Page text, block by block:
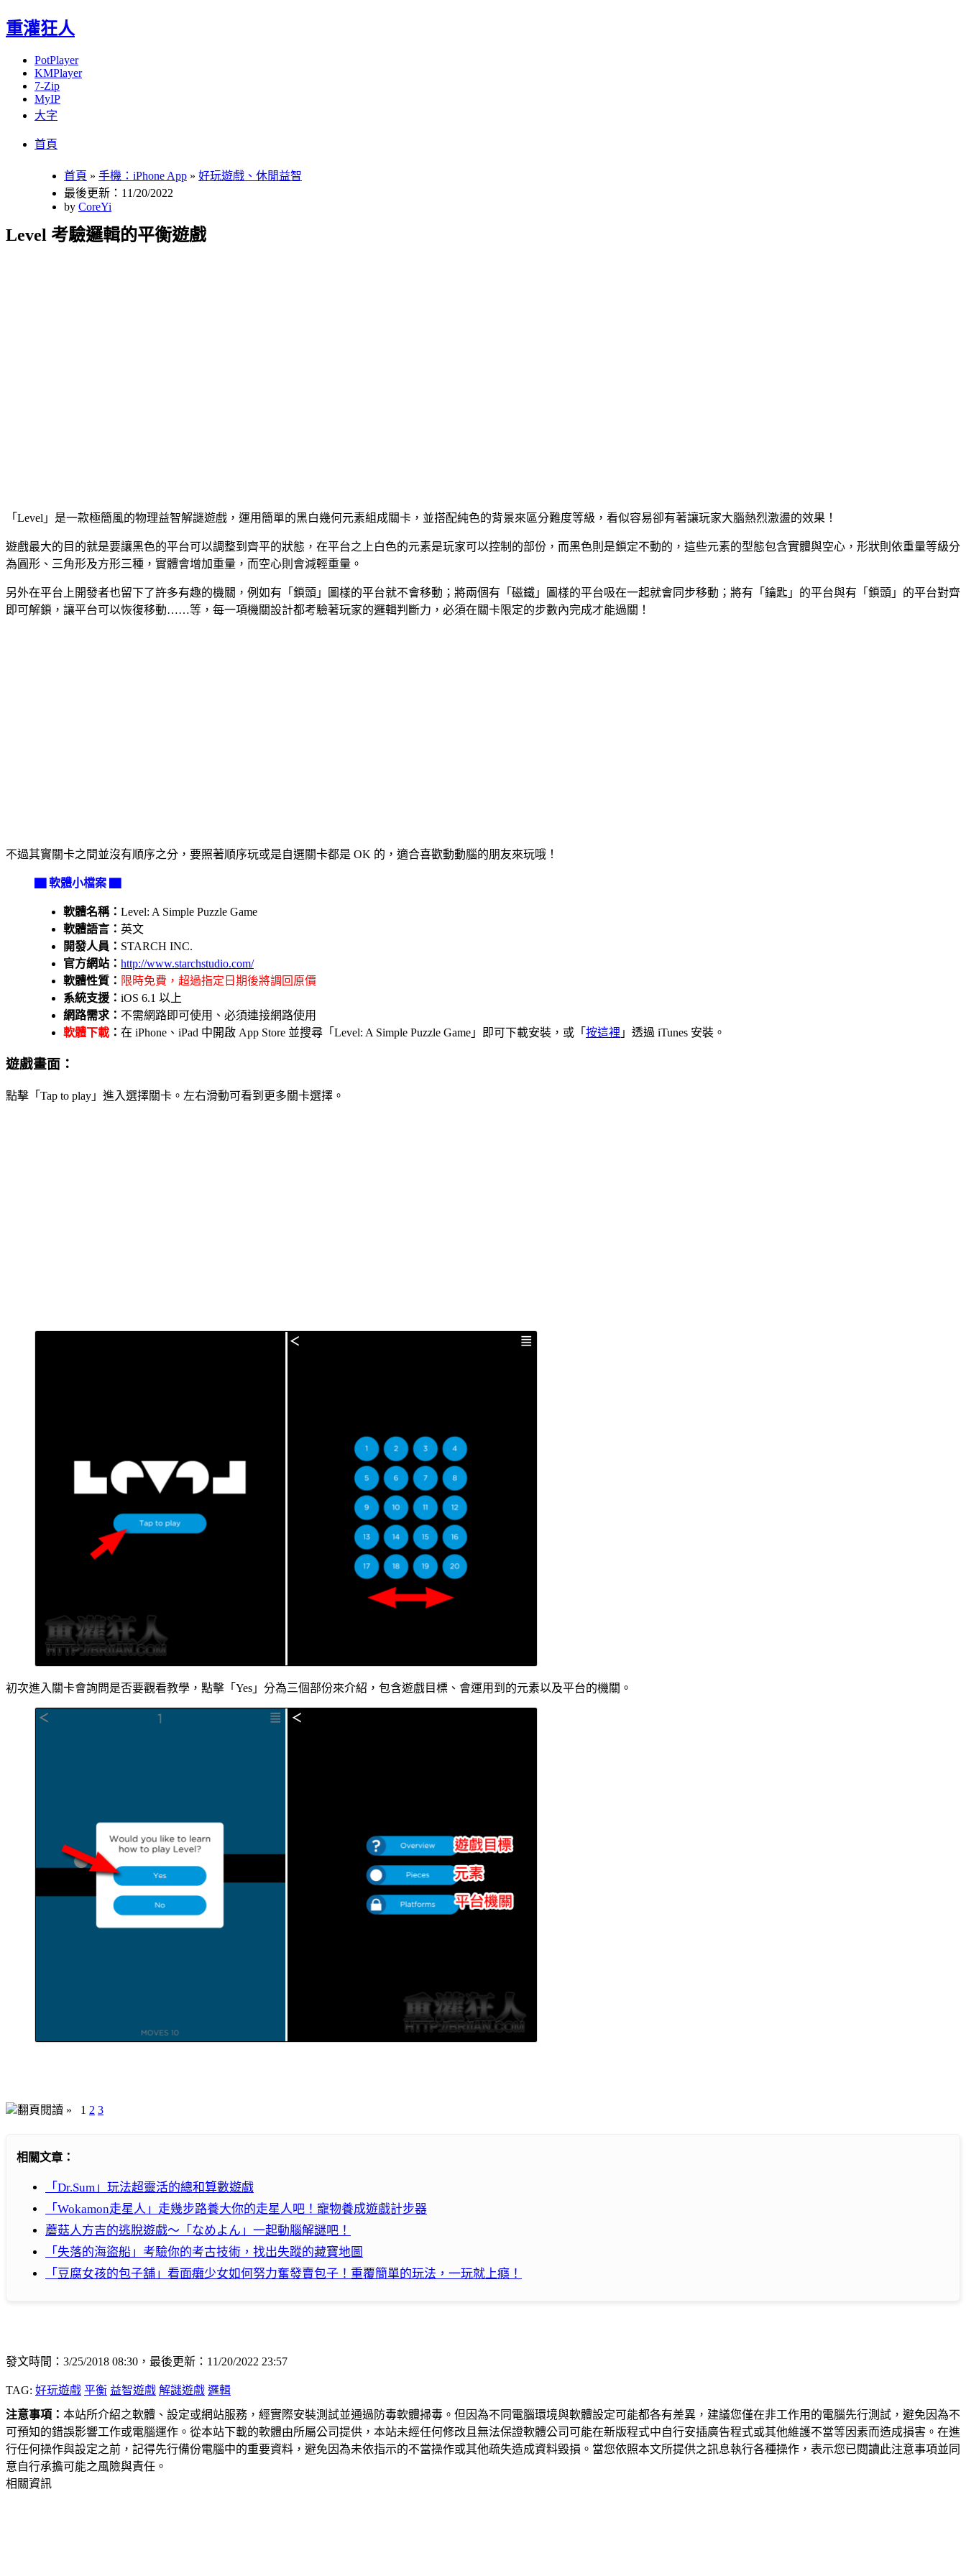
重灌狂人
PotPlayer
KMPlayer
7-Zip
MyIP
大字
首頁
首頁 » 手機：iPhone App » 好玩遊戲、休閒益智
最後更新：11/20/2022
by CoreYi
Level 考驗邏輯的平衡遊戲
「Level」是一款極簡風的物理益智解謎遊戲，運用簡單的黑白幾何元素組成關卡，並搭配純色的背景來區分難度等級，看似容易卻有著讓玩家大腦熱烈激盪的效果！
遊戲最大的目的就是要讓黑色的平台可以調整到齊平的狀態，在平台之上白色的元素是玩家可以控制的部份，而黑色則是鎖定不動的，這些元素的型態包含實體與空心，形狀則依重量等級分
為圓形、三角形及方形三種，實體會增加重量，而空心則會減輕重量。
另外在平台上開發者也留下了許多有趣的機關，例如有「鎖頭」圖樣的平台就不會移動；將兩個有「磁鐵」圖樣的平台吸在一起就會同步移動；將有「鑰匙」的平台與有「鎖頭」的平台對齊
即可解鎖，讓平台可以恢復移動……等，每一項機關設計都考驗著玩家的邏輯判斷力，必須在關卡限定的步數內完成才能過關！
不過其實關卡之間並沒有順序之分，要照著順序玩或是自選關卡都是 OK 的，適合喜歡動動腦的朋友來玩哦！
▇ 軟體小檔案 ▇
軟體名稱： Level: A Simple Puzzle Game
軟體語言： 英文
開發人員： STARCH INC.
官方網站： http://www.starchstudio.com/
軟體性質： 限時免費，超過指定日期後將調回原價
系統支援： iOS 6.1 以上
網路需求： 不需網路即可使用、必須連接網路使用
軟體下載 ： 在 iPhone、iPad 中開啟 App Store 並搜尋「Level: A Simple Puzzle Game」即可下載安裝，或「 按這裡 」透過 iTunes 安裝。
遊戲畫面：
點擊「Tap to play」進入選擇關卡。左右滑動可看到更多關卡選擇。
初次進入關卡會詢問是否要觀看教學，點擊「Yes」分為三個部份來介紹，包含遊戲目標、會運用到的元素以及平台的機關。
翻頁閱讀 » 1 2 3
相關文章：
「Dr.Sum」玩法超靈活的總和算數遊戲
「Wokamon走星人」走幾步路養大你的走星人吧！寵物養成遊戲計步器
蘑菇人方吉的逃脫遊戲～「なめよん」一起動腦解謎吧！
「失落的海盜船」考驗你的考古技術，找出失蹤的藏寶地圖
「豆腐女孩的包子舖」看面癱少女如何努力奮發賣包子！重覆簡單的玩法，一玩就上癮！
發文時間：3/25/2018 08:30，最後更新：11/20/2022 23:57
TAG: 好玩遊戲 平衡 益智遊戲 解謎遊戲 邏輯
注意事項： 本站所介紹之軟體、設定或網站服務，經實際安裝測試並通過防毒軟體掃毒。但因為不同電腦環境與軟體設定可能都各有差異，建議您僅在非工作用的電腦先行測試，避免因為不
可預知的錯誤影響工作或電腦運作。從本站下載的軟體由所屬公司提供，本站未經任何修改且無法保證軟體公司可能在新版程式中自行安插廣告程式或其他維護不當等因素而造成損害。在進
行任何操作與設定之前，記得先行備份電腦中的重要資料，避免因為未依指示的不當操作或其他疏失造成資料毀損。當您依照本文所提供之訊息執行各種操作，表示您已閱讀此注意事項並同
意自行承擔可能之風險與責任。
相關資訊